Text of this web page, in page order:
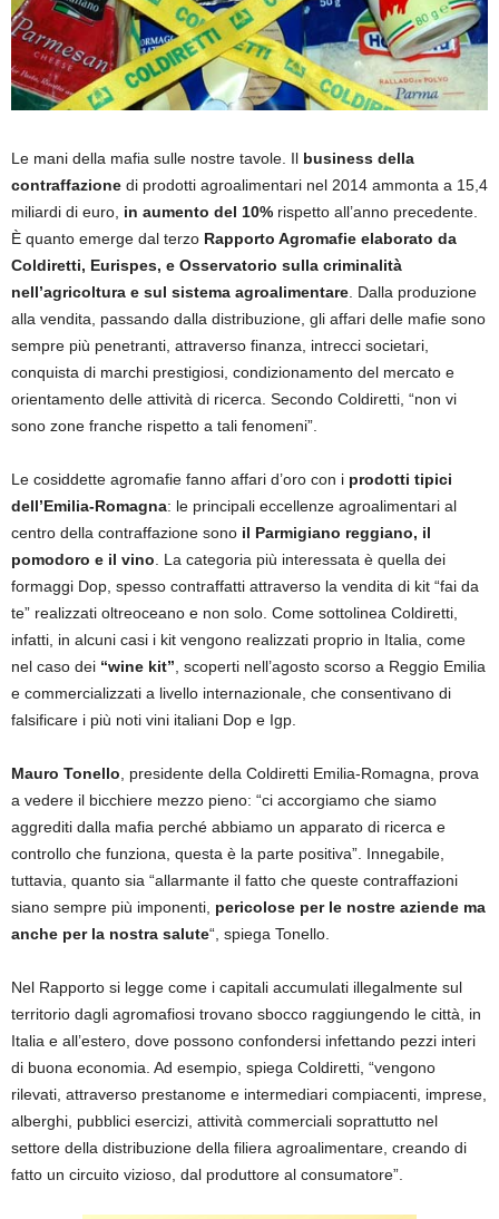
Le mani della mafia sulle nostre tavole. Il business della
contraffazione di prodotti agroalimentari nel 2014 ammonta a 15,4
miliardi di euro, in aumento del 10% rispetto all’anno precedente.
È quanto emerge dal terzo Rapporto Agromafie elaborato da
Coldiretti, Eurispes, e Osservatorio sulla criminalità
nell’agricoltura e sul sistema agroalimentare . Dalla produzione
alla vendita, passando dalla distribuzione, gli affari delle mafie sono
sempre più penetranti, attraverso finanza, intrecci societari,
conquista di marchi prestigiosi, condizionamento del mercato e
orientamento delle attività di ricerca. Secondo Coldiretti, “non vi
sono zone franche rispetto a tali fenomeni”.
Le cosiddette agromafie fanno affari d’oro con i prodotti tipici
dell’Emilia-Romagna: le principali eccellenze agroalimentari al
centro della contraffazione sono il Parmigiano reggiano, il
pomodoro e il vino . La categoria più interessata è quella dei
formaggi Dop, spesso contraffatti attraverso la vendita di kit “fai da
te” realizzati oltreoceano e non solo. Come sottolinea Coldiretti,
infatti, in alcuni casi i kit vengono realizzati proprio in Italia, come
nel caso dei “wine kit” , scoperti nell’agosto scorso a Reggio Emilia
e commercializzati a livello internazionale, che consentivano di
falsificare i più noti vini italiani Dop e Igp.
Mauro Tonello , presidente della Coldiretti Emilia-Romagna, prova
a vedere il bicchiere mezzo pieno: “ci accorgiamo che siamo
aggrediti dalla mafia perché abbiamo un apparato di ricerca e
controllo che funziona, questa è la parte positiva”. Innegabile,
tuttavia, quanto sia “allarmante il fatto che queste contraffazioni
siano sempre più imponenti, pericolose per le nostre aziende ma
anche per la nostra salute“, spiega Tonello.
Nel Rapporto si legge come i capitali accumulati illegalmente sul
territorio dagli agromafiosi trovano sbocco raggiungendo le città, in
Italia e all’estero, dove possono confondersi infettando pezzi interi
di buona economia. Ad esempio, spiega Coldiretti, “vengono
rilevati, attraverso prestanome e intermediari compiacenti, imprese,
alberghi, pubblici esercizi, attività commerciali soprattutto nel
settore della distribuzione della filiera agroalimentare, creando di
fatto un circuito vizioso, dal produttore al consumatore”.